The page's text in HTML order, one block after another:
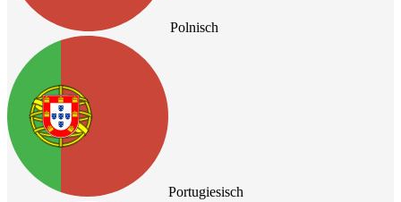
Polnisch
Portugiesisch